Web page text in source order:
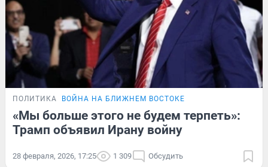
ПОЛИТИКА ВОЙНА НА БЛИЖНЕМ ВОСТОКЕ
«Мы больше этого не будем терпеть»:
Трамп объявил Ирану войну
28 февраля, 2026, 17:25 1 309 Обсудить